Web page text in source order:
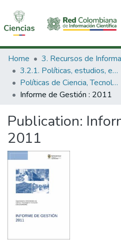
Communities & Collections
All of DSpace
Statistics
Home
3.2.1. Políticas, estudios, evaluaciones e indicadores de CTeI
Políticas de Ciencia, Tecnología e Innovación
Informe de Gestión : 2011
Publication:
2011